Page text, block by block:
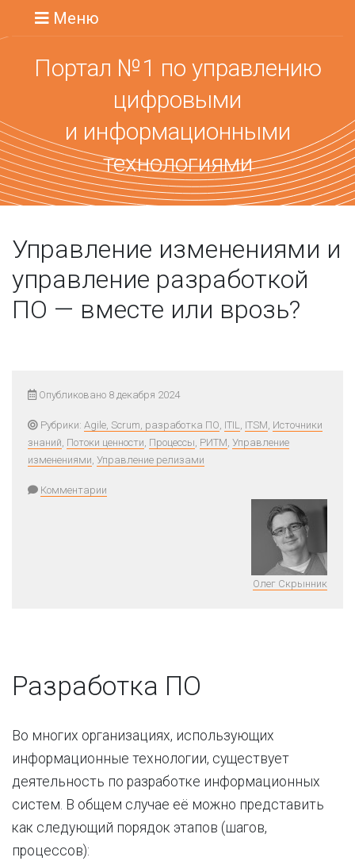
Меню
Портал №1 по управлению
цифровыми
и информационными
технологиями
Управление изменениями и
управление разработкой
ПО — вместе или врозь?
Опубликовано 8 декабря 2024
Рубрики: Agile, Scrum, разработка ПО, ITIL, ITSM, Источники
знаний, Потоки ценности, Процессы, РИТМ, Управление
изменениями, Управление релизами
Комментарии
Олег Скрынник
Разработка ПО
Во многих организациях, использующих
информационные технологии, существует
деятельность по разработке информационных
систем. В общем случае её можно представить
как следующий порядок этапов (шагов,
процессов):